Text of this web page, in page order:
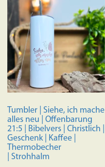
Tumbler | Siehe, ich mache
alles neu | Offenbarung
21:5 | Bibelvers | Christlich |
Geschenk | Kaffee |
Thermobecher
| Strohhalm